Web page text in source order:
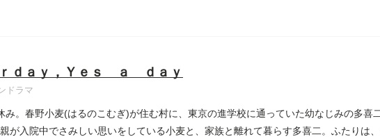
ｒｄａｙ，Ｙｅｓ ａ ｄａｙ
ドラマ
み。春野小麦(はるのこむぎ)が住む村に、東京の進学校に通っていた幼なじみの多喜
が入院中でさみしい思いをしている小麦と、家族と離れて暮らす多喜二。ふたりは、